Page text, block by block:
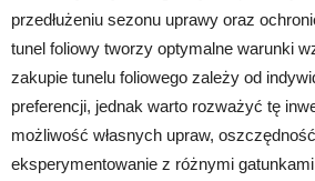
przedłużeniu sezonu uprawy oraz
tunel foliowy tworzy optymalne warunki
zakupie tunelu foliowego zależy od
preferencji, jednak warto rozważyć tę
możliwość własnych upraw,
eksperymentowanie z różnymi